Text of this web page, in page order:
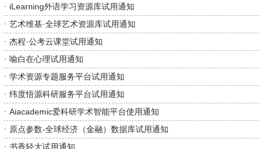
iLearning外语学习资源库试用通知
艺术维基·全球艺术资源库试用通知
杰程·公考云课堂试用通知
喻白在心理试用通知
学术资源专题服务平台试用通知
纬度悟源科研服务平台试用通知
Aiacademic爱科研学术智能平台使用通知
原点参数-全球经济（金融）数据库试用通知
书香轻大试用通知